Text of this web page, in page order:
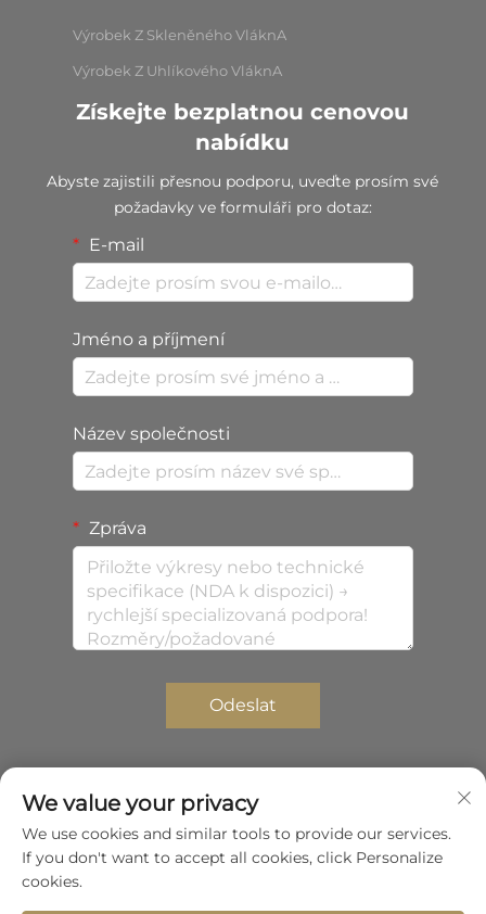
Výrobek Z Skleněného VláknA
Výrobek Z Uhlíkového VláknA
Získejte bezplatnou cenovou
nabídku
Abyste zajistili přesnou podporu, uveďte prosím své
požadavky ve formuláři pro dotaz:
E-mail
Jméno a příjmení
Název společnosti
Zpráva
Odeslat
Autorská práva © 2026 Shenzhen Zhongda Composites
Co., Ltd. Všechna práva vyhrazena.
Zásady
ochrany soukromí
We value your privacy
We use cookies and similar tools to provide our services.
If you don't want to accept all cookies, click Personalize
cookies.